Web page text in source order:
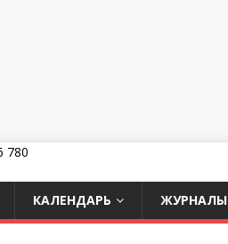
КАЛЕНДАРЬ ЖУРНАЛЫ